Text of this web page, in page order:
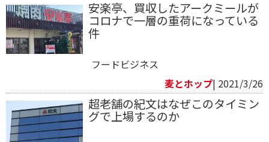
安楽亭、買収したアークミールが
コロナで一層の重荷になっている
件
フードビジネス
麦とホップ| 2021/3/26
超老舗の紀文はなぜこのタイミン
グで上場するのか